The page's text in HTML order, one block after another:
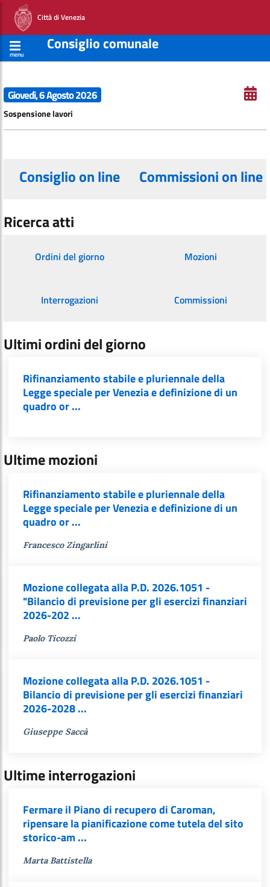
Città di Venezia
menu
Consiglio comunale
Giovedì, 6 Agosto 2026
Sospensione lavori
Consiglio on line Commissioni on line
Ricerca atti
Ordini del giorno Mozioni
Interrogazioni Commissioni
Ultimi ordini del giorno
Rifinanziamento stabile e pluriennale della
Legge speciale per Venezia e definizione di un
quadro or ...
Ultime mozioni
Rifinanziamento stabile e pluriennale della
Legge speciale per Venezia e definizione di un
quadro or ...
Francesco Zingarlini
Mozione collegata alla P.D. 2026.1051 -
"Bilancio di previsione per gli esercizi finanziari
2026-202 ...
Paolo Ticozzi
Mozione collegata alla P.D. 2026.1051 -
Bilancio di previsione per gli esercizi finanziari
2026-2028 ...
Giuseppe Saccà
Ultime interrogazioni
Fermare il Piano di recupero di Caroman,
ripensare la pianificazione come tutela del sito
storico-am ...
Marta Battistella